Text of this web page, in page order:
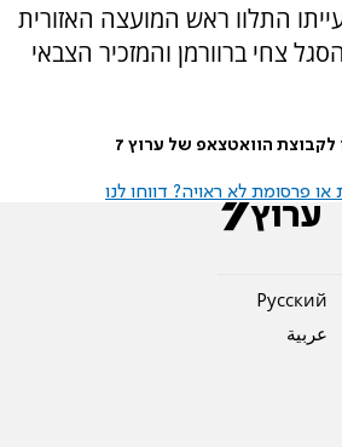
התלוו ראש המועצה האזורית
צחי ברוורמן והמזכיר הצבאי
לקבוצת הוואטצאפ של ערוץ 7
פרסומת לא ראויה? דווחו לנו
Pусский
عربية